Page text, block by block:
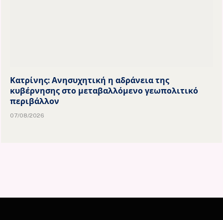
Κατρίνης: Ανησυχητική η αδράνεια της
κυβέρνησης στο μεταβαλλόμενο γεωπολιτικό
περιβάλλον
07/08/2026